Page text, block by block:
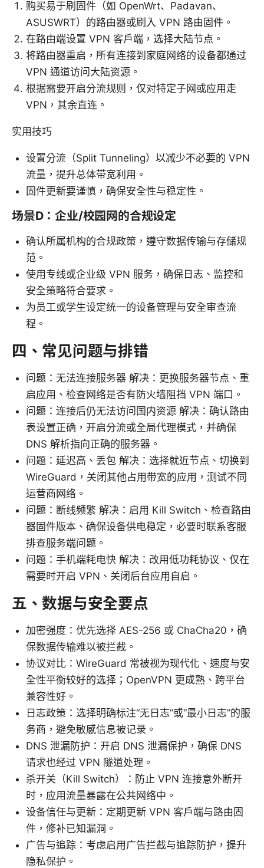
购买易于刷固件（如 OpenWrt、Padavan、
ASUSWRT）的路由器或刷入 VPN 路由固件。
在路由端设置 VPN 客户端，选择大陆节点。
将路由器重启，所有连接到家庭网络的设备都通过
VPN 通道访问大陆资源。
根据需要开启分流规则，仅对特定子网或应用走
VPN，其余直连。
实用技巧
设置分流（Split Tunneling）以减少不必要的 VPN
流量，提升总体带宽利用。
固件更新要谨慎，确保安全性与稳定性。
场景D：企业/校园网的合规设定
确认所属机构的合规政策，遵守数据传输与存储规
范。
使用专线或企业级 VPN 服务，确保日志、监控和
安全策略符合要求。
为员工或学生设定统一的设备管理与安全审查流
程。
四、常见问题与排错
问题：无法连接服务器 解决：更换服务器节点、重
启应用、检查网络是否有防火墙阻挡 VPN 端口。
问题：连接后仍无法访问国内资源 解决：确认路由
表设置正确，开启分流或全局代理模式，并确保
DNS 解析指向正确的服务器。
问题：延迟高、丢包 解决：选择就近节点、切换到
WireGuard，关闭其他占用带宽的应用，测试不同
运营商网络。
问题：断线频繁 解决：启用 Kill Switch、检查路由
器固件版本、确保设备供电稳定，必要时联系客服
排查服务端问题。
问题：手机端耗电快 解决：改用低功耗协议、仅在
需要时开启 VPN、关闭后台应用自启。
五、数据与安全要点
加密强度：优先选择 AES-256 或 ChaCha20，确
保数据传输难以被拦截。
协议对比：WireGuard 常被视为现代化、速度与安
全性平衡较好的选择；OpenVPN 更成熟、跨平台
兼容性好。
日志政策：选择明确标注“无日志”或“最小日志”的服
务商，避免敏感信息被记录。
DNS 泄漏防护：开启 DNS 泄漏保护，确保 DNS
请求也经过 VPN 隧道处理。
杀开关（Kill Switch）：防止 VPN 连接意外断开
时，应用流量暴露在公共网络中。
设备信任与更新：定期更新 VPN 客户端与路由固
件，修补已知漏洞。
广告与追踪：考虑启用广告拦截与追踪防护，提升
隐私保护。